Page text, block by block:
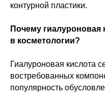
контурной пластики.
Почему гиалуроновая
в косметологии?
Гиалуроновая кислота
востребованных
популярность